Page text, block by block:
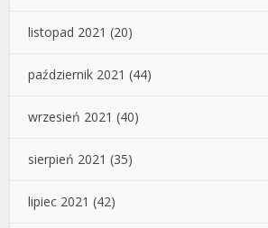
listopad 2021 (20)
październik 2021 (44)
wrzesień 2021 (40)
sierpień 2021 (35)
lipiec 2021 (42)